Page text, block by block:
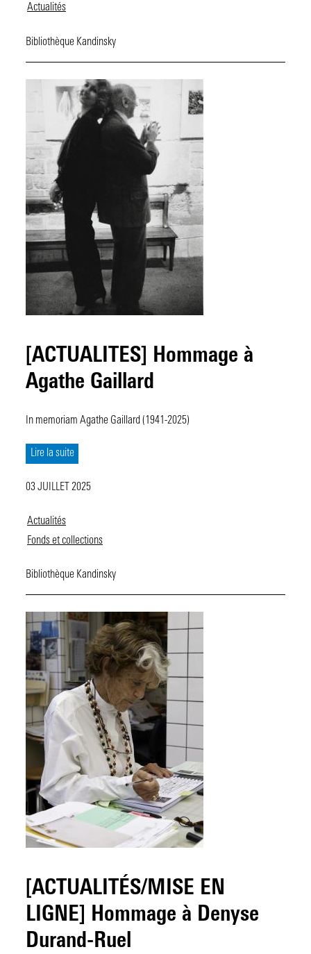
Actualités
Bibliothèque Kandinsky
[ACTUALITES] Hommage à
Agathe Gaillard
In memoriam Agathe Gaillard (1941-2025)
Lire la suite
03 JUILLET 2025
Actualités
Fonds et collections
Bibliothèque Kandinsky
[ACTUALITÉS/MISE EN
LIGNE] Hommage à Denyse
Durand-Ruel